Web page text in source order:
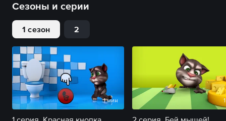
Сезоны и серии
1 сезон 2
1 мин